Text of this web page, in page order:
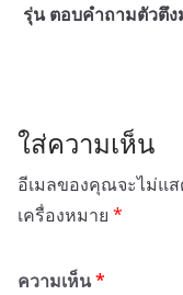
รุ่น ตอบคำถามตัวตึ
ใส่ความเห็น
อีเมลของคุณจะไม่แ
เครื่องหมาย *
ความเห็น*